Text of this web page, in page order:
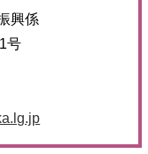
興係
号